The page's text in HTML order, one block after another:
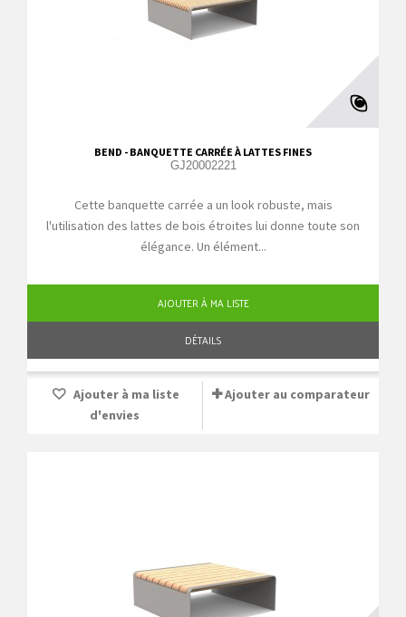
BEND - BANQUETTE CARRÉE À LATTES FINES
GJ20002221
Cette banquette carrée a un look robuste, mais
l'utilisation des lattes de bois étroites lui donne toute son
élégance. Un élément...
AJOUTER À MA LISTE
DÉTAILS
Ajouter à ma liste
d'envies
Ajouter au comparateur